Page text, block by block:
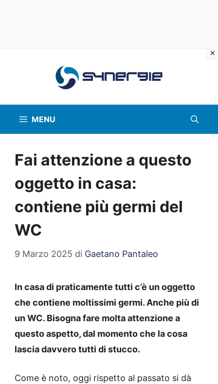
MENU
Fai attenzione a questo
oggetto in casa:
contiene più germi del
WC
9 Marzo 2025 di Gaetano Pantaleo
In casa di praticamente tutti c’è un oggetto
che contiene moltissimi germi. Anche più di
un WC. Bisogna fare molta attenzione a
questo aspetto, dal momento che la cosa
lascia davvero tutti di stucco.
Come è noto, oggi rispetto al passato si dà